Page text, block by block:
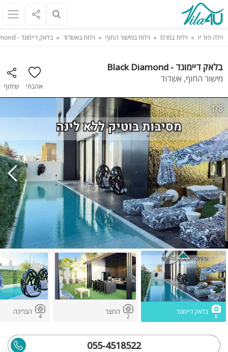
וילה פור יו וילות במרכז וילות במישור החוף וילות באשדוד בלאק דיימונד - Black Diamond
בלאק דיימונד - Black Diamond
מישור החוף, אשדוד
אהבתי שיתוף
1/8
8
בלאק דיימונד
2
החצר
4
הבריכה
055-4518522